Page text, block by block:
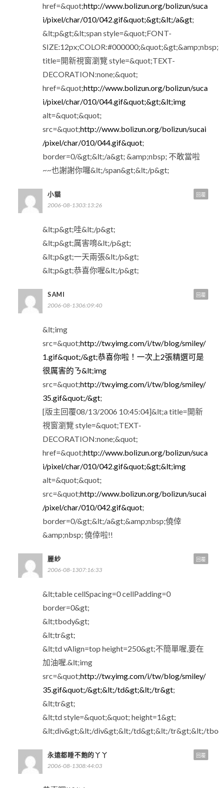
href=&quot;http://www.bolizun.org/bolizun/suca
i/pixel/char/010/042.gif&quot;&gt;&lt;/a&gt;
&lt;p&gt;&lt;span style=&quot;FONT-
title=開新視窗瀏覽 style=&quot;TEXT-
DECORATION:none;&quot;
href=&quot;http://www.bolizun.org/bolizun/suca
i/pixel/char/010/044.gif&quot;&gt;&lt;img
alt=&quot;&quot;
src=&quot;http://www.bolizun.org/bolizun/sucai
/pixel/char/010/044.gif&quot;
border=0/&gt;&lt;/a&gt; &amp;nbsp; 不敢當啦
~~也謝謝你囉&lt;/span&gt;&lt;/p&gt;
小貓
2006-08-1303:13:26
&lt;p&gt;哇&lt;/p&gt;
&lt;p&gt;厲害唷&lt;/p&gt;
&lt;p&gt;一天兩張&lt;/p&gt;
&lt;p&gt;恭喜你喔&lt;/p&gt;
回覆
SAMI
2006-08-1306:09:40
&lt;img
src=&quot;http://tw.yimg.com/i/tw/blog/smiley/
1.gif&quot;/&gt;恭喜你啦！一次上2張精選可是
很厲害的ㄋ&lt;img
src=&quot;http://tw.yimg.com/i/tw/blog/smiley/
35.gif&quot;/&gt;
[版主回覆08/13/2006 10:45:04]&lt;a title=開新
視窗瀏覽 style=&quot;TEXT-
DECORATION:none;&quot;
href=&quot;http://www.bolizun.org/bolizun/suca
i/pixel/char/010/042.gif&quot;&gt;&lt;img
alt=&quot;&quot;
src=&quot;http://www.bolizun.org/bolizun/sucai
/pixel/char/010/042.gif&quot;
border=0/&gt;&lt;/a&gt;&amp;nbsp;僥倖
&amp;nbsp; 僥倖啦!!
回覆
麗紗
2006-08-1307:16:33
&lt;table cellSpacing=0 cellPadding=0
border=0&gt;
&lt;tbody&gt;
&lt;tr&gt;
&lt;td vAlign=top height=250&gt;不簡單喔,要在
加油喔.&lt;img
src=&quot;http://tw.yimg.com/i/tw/blog/smiley/
35.gif&quot;/&gt;&lt;/td&gt;&lt;/tr&gt;
&lt;tr&gt;
&lt;td style=&quot;&quot; height=1&gt;
&lt;div&gt;&lt;/div&gt;&lt;/td&gt;&lt;/tr&gt;&lt;/
回覆
永遠都睡不飽的丫丫
2006-08-1308:44:03
回覆